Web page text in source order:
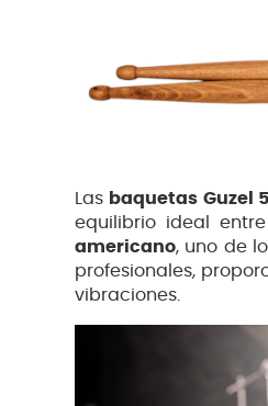
Las baquetas Guzel
equilibrio ideal
americano, uno de
profesionales,
vibraciones.